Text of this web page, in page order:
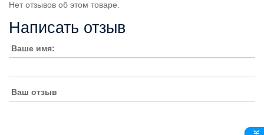
Нет отзывов об этом товаре.
Написать отзыв
Ваше имя:
Ваш отзыв